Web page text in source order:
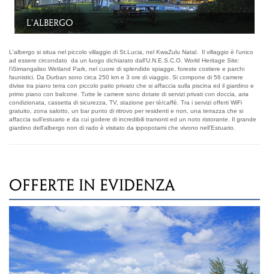
La piscina
L'albergo si situa nel piccolo villaggio di St.Lucia, nel KwaZulu Natal. Il villaggio è l'unico
ad essere circondato da un luogo dichiarato dall’U.N.E.S.C.O. World Heritage Site:
l’iSimangaliso Wetland Park, nel cuore di splendide spiagge, foreste costiere e parchi
faunistici. Da Durban sono circa 250 km e 3 ore di viaggio. Si compone di 56 camere
divise tra piano terra con piccolo patio privato che si affaccia sulla piscina ed il giardino e
primo piano con balcone. Tutte le camere sono dotate di servizi privati con doccia, aria
condizionata, cassetta di sicurezza, TV, stazione per tè/caffè. Tra i servizi offerti WiFi
gratuito, zona salotto, un bar punto di ritrovo per residenti e non, una terrazza che si
affaccia sull’estuario e da cui godere di incredibili tramonti ed un noto ristorante. Il grande
giardino dell'albergo non di rado è visitato da ippopotami che vivono nell’Estuario.
OFFERTE IN EVIDENZA